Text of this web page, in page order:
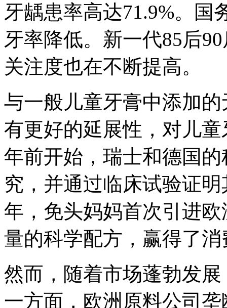
牙龋患率高达71.9%。国
牙率降低。新一代85后
关注度也在不断提高。
与一般儿童牙膏中添加
有更好的延展性，对儿
年前开始，瑞士和德国
究，并通过临床试验证
年，免头妈妈首次引进
量的科学配方，赢得了
然而，随着市场蓬勃发
一方面，欧洲原料公司